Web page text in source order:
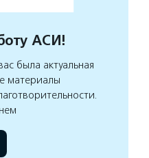
АСИ!
была актуальная
материалы